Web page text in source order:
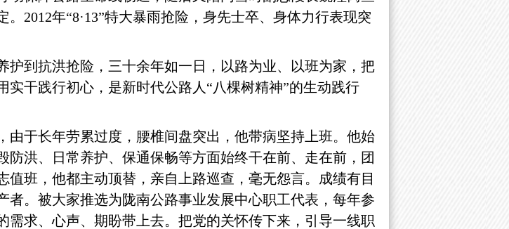
2012年“8·13”特大暴雨抢险，身先士卒、身体力行表现突
护到抗洪抢险，三十余年如一日，以路为业、以班为家，把
实干践行初心，是新时代公路人 “八棵树精神”的生动践行
由于长年劳累过度，腰椎间盘突出，他带病坚持上班。他始
洪、日常养护、保通保畅等方面始终干在前、走在前，团
班，他都主动顶替，亲自上路巡查，毫无怨言。成绩有目
。被大家推选为陇南公路事业发展中心职工代表，每年参
求、心声、期盼带上去。把党的关怀传下来，引导一线职